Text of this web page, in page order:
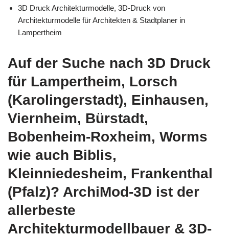
3D Druck Architekturmodelle, 3D-Druck von
Architekturmodelle für Architekten & Stadtplaner in
Lampertheim
Auf der Suche nach 3D Druck
für Lampertheim, Lorsch
(Karolingerstadt), Einhausen,
Viernheim, Bürstadt,
Bobenheim-Roxheim, Worms
wie auch Biblis,
Kleinniedesheim, Frankenthal
(Pfalz)? ArchiMod-3D ist der
allerbeste
Architekturmodellbauer & 3D-